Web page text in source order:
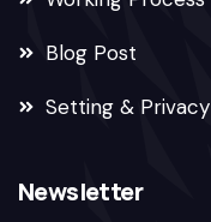
Blog Post
Setting & Privacy
Newsletter